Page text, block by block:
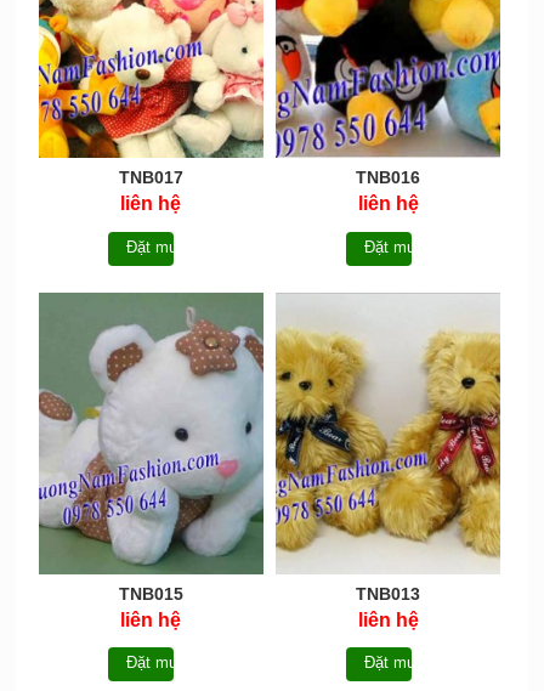
TNB017
liên hệ
Đặt mua
TNB016
liên hệ
Đặt mua
TNB015
liên hệ
Đặt mua
TNB013
liên hệ
Đặt mua